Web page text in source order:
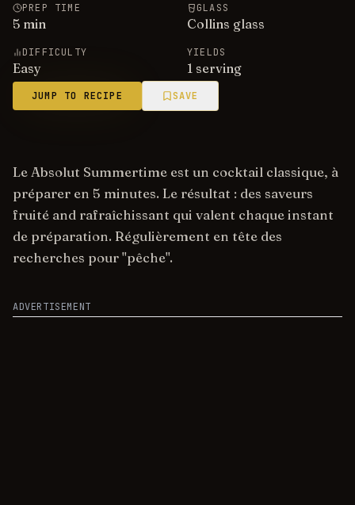
PREP TIME
5 min
GLASS
Collins glass
DIFFICULTY
Easy
YIELDS
1 serving
JUMP TO RECIPE SAVE
Le Absolut Summertime est un cocktail classique, à
préparer en 5 minutes. Le résultat : des saveurs
fruité and rafraîchissant qui valent chaque instant
de préparation. Régulièrement en tête des
recherches pour "pêche".
ADVERTISEMENT